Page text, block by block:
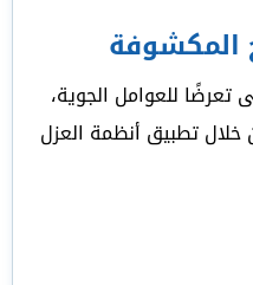
المكشوفة
تعرضًا للعوامل الجوية،
خلال تطبيق أنظمة العزل